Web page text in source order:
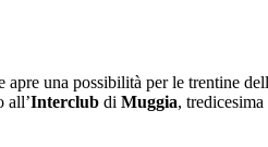
apre una possibilità per le trentine
all’Interclub di Muggia, tredicesima